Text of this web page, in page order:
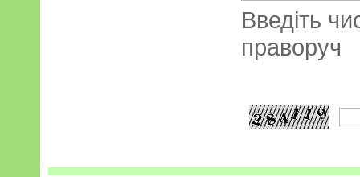
Введіть
праворуч